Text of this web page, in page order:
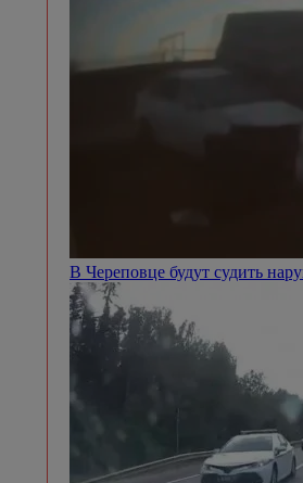
В Череповце будут судить